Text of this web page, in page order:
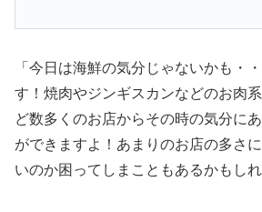
「今日は海鮮の気分じゃないかも・
す！焼肉やジンギスカンなどのお肉
ど数多くのお店からその時の気分に
ができますよ！あまりのお店の多さ
いのか困ってしまこともあるかもしれ